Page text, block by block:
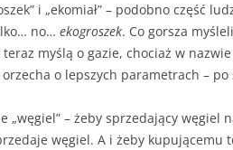
i „ekomiał” – podobno część
no… ekogroszek. Co gorsza
myślą o gazie, chociaż w nazwie
o lepszych parametrach – po
– żeby sprzedający węgiel
węgiel. A i żeby kupującemu